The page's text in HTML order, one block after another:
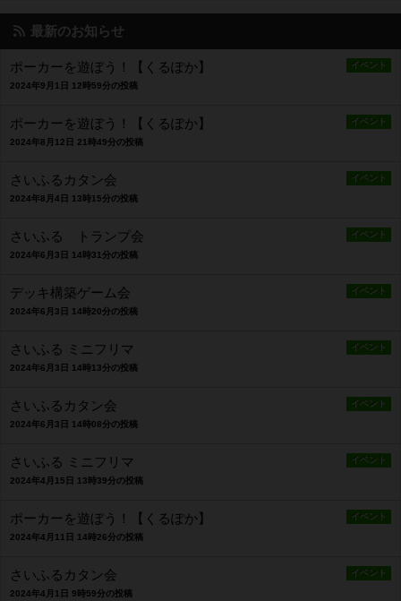
最新のお知らせ
イベント
ポーカーを遊ぼう！【くるぽか】
2024年9月1日 12時59分の投稿
イベント
ポーカーを遊ぼう！【くるぽか】
2024年8月12日 21時49分の投稿
イベント
さいふるカタン会
2024年8月4日 13時15分の投稿
イベント
さいふる トランプ会
2024年6月3日 14時31分の投稿
イベント
デッキ構築ゲーム会
2024年6月3日 14時20分の投稿
イベント
さいふる ミニフリマ
2024年6月3日 14時13分の投稿
イベント
さいふるカタン会
2024年6月3日 14時08分の投稿
イベント
さいふる ミニフリマ
2024年4月15日 13時39分の投稿
イベント
ポーカーを遊ぼう！【くるぽか】
2024年4月11日 14時26分の投稿
イベント
さいふるカタン会
2024年4月1日 9時59分の投稿